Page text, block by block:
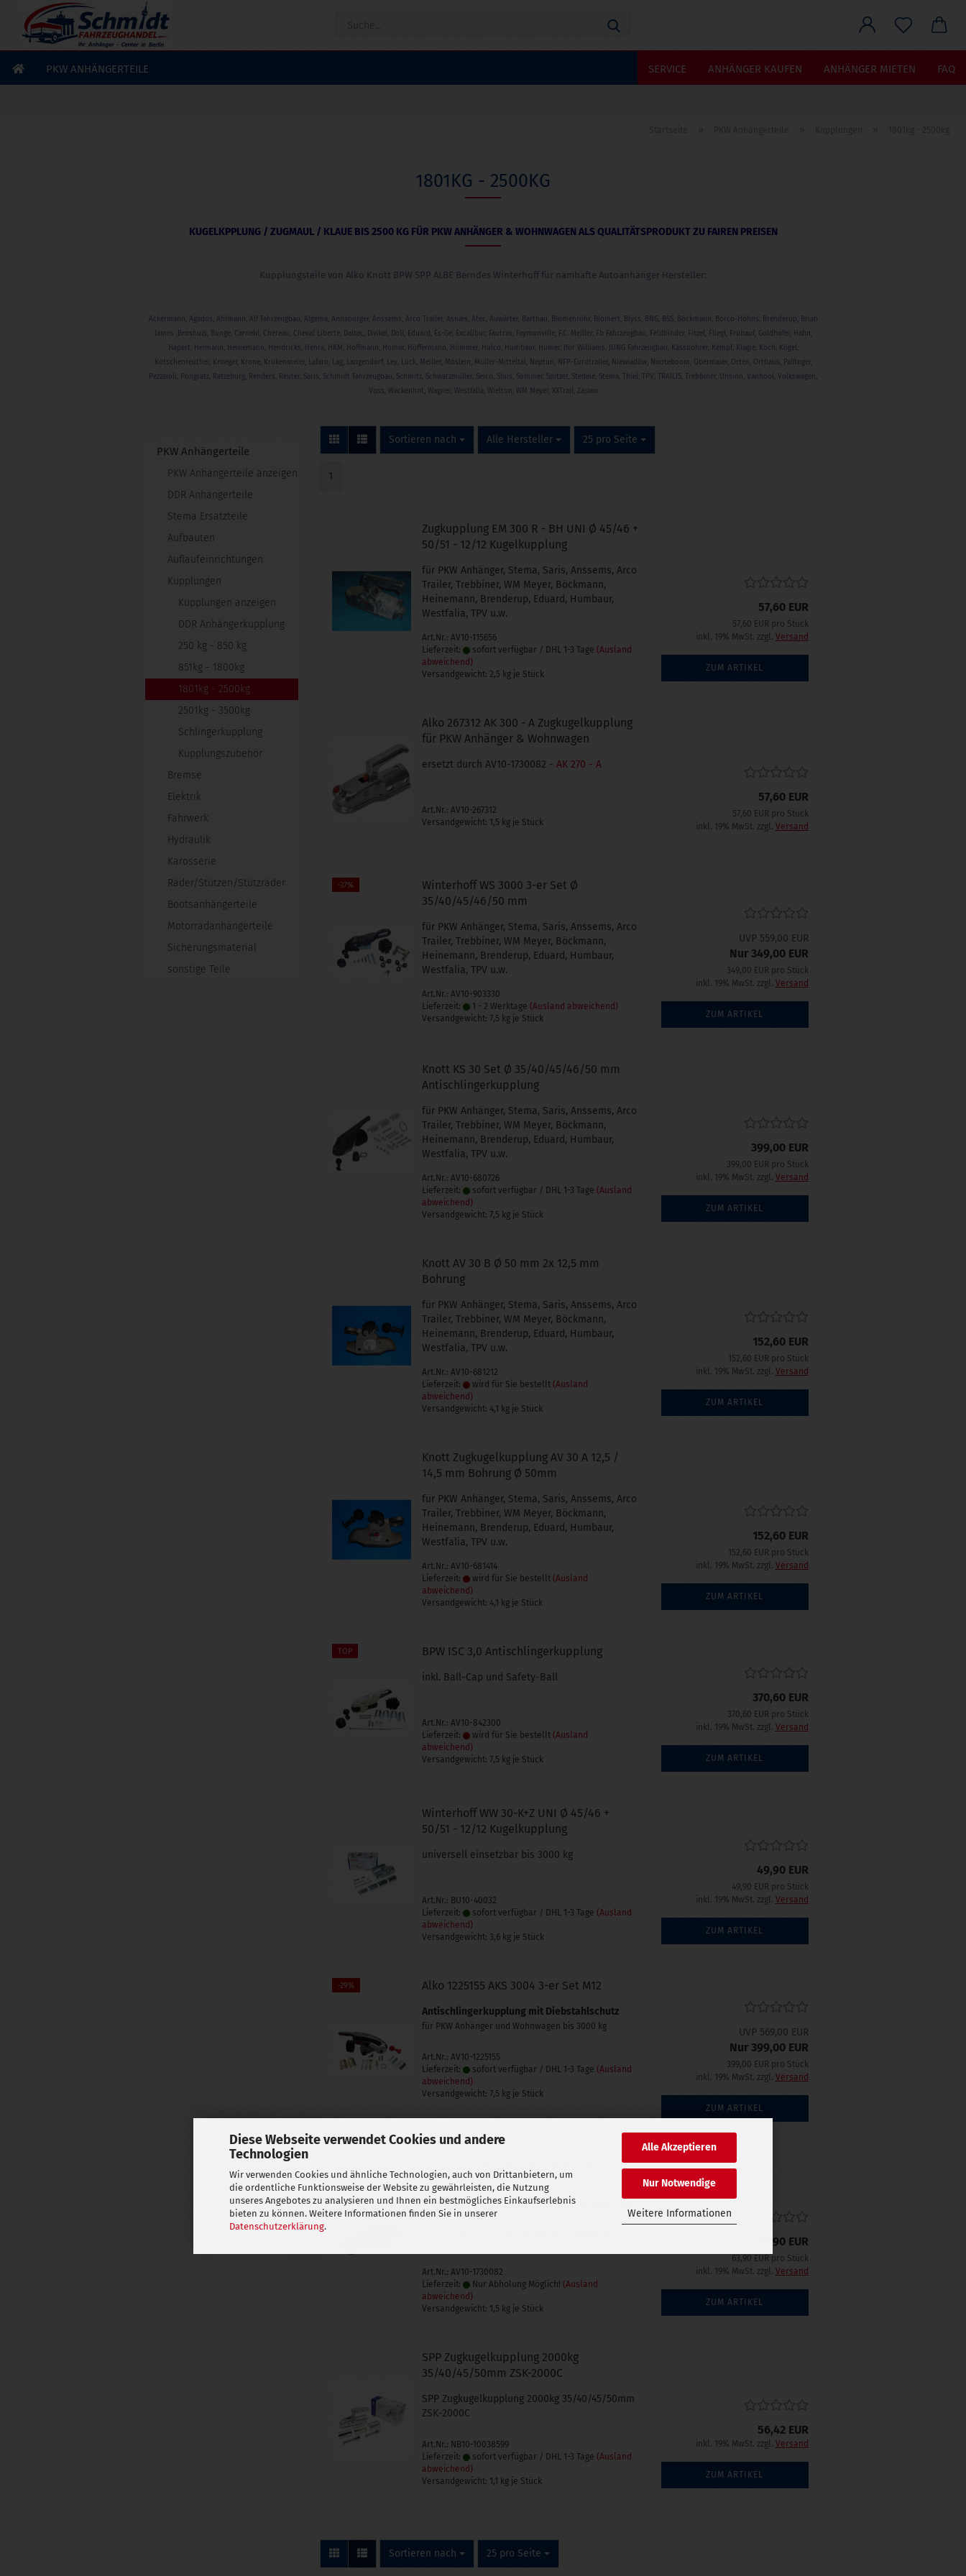
Diese Webseite verwendet Cookies und andere
Technologien
Wir verwenden Cookies und ähnliche Technologien, auch von Drittanbietern, um
die ordentliche Funktionsweise der Website zu gewährleisten, die Nutzung
unseres Angebotes zu analysieren und Ihnen ein bestmögliches Einkaufserlebnis
bieten zu können. Weitere Informationen finden Sie in unserer
Datenschutzerklärung.
Alle Akzeptieren
Nur Notwendige
Weitere Informationen
PKW ANHÄNGERTEILE SERVICE ANHÄNGER KAUFEN ANHÄNGER MIETEN FAQ
1801KG - 2500KG
KUGELKPPLUNG / ZUGMAUL / KLAUE BIS 2500 KG FÜR PKW ANHÄNGER & WOHNWAGEN ALS QUALITÄTSPRODUKT ZU FAIREN PREISEN
Kupplungsteile von Alko Knott BPW SPP ALBE Berndes Winterhoff für namhafte Autoanhänger Hersteller:
Ackermann, Agados, Ahlmann, Alf Fahrzeugbau, Algema, Annaburger, Anssems, Arco Trailer, Asnæs, Atec, Auwärter, Barthau, Blomenröhr, Blomert, Blyss, BNG, BSS, Böckmann, Borco-Höhns, Brenderup, Brian
James ,Broshuis, Bunge, Carnehl, Chereau, Cheval Liberte, Daltec, Dinkel, Doll, Eduard, Es-Ge, Excalibur, Fautras, Faymonville, F.C. Meiller, Fb Fahrzeugbau, Feldbinder, Fitzel, Fliegl, Frühauf, Goldhofer, Hahn,
Hapert, Heimann, Heinemann, Hendricks, Henra, HKM, Hoffmann, Homar, Hüffermann, Hümmer, Hulco, Humbaur, Humer, Ifor Williams, JUNG Fahrzeugbau, Kässbohrer, Kempf, Klagie, Koch, Kögel,
Kotschenreuther, Kroeger, Krone, Krukenmeier, Lafaro, Lag, Langendorf, Ley, Lück, Meiller, Möslein, Müller-Mitteltal, Neptun, NFP-Eurotrailer, Niewiadów, Nooteboom, Obermaier, Orten, Orthaus, Palfinger,
Pezzaioli, Pongratz, Ratzeburg, Renders, Reuter, Saris, Schmidt Fahrzeugbau, Schmitz, Schwarzmüller, Seico, Sluis, Sommer, Spitzer, Stedele, Stema, Thiel, TPV, TRAILIS, Trebbiner, Unsinn, Vanhool, Volkswagen,
Voss, Wackenhut, Wagner, Westfalia, Wielton, WM Meyer, XXTrail, Zasław
PKW Anhängerteile
PKW Anhängerteile anzeigen
DDR Anhängerteile
Stema Ersatzteile
Aufbauten
Auflaufeinrichtungen
Kupplungen
Kupplungen anzeigen
DDR Anhängerkupplung
250 kg - 850 kg
851kg - 1800kg
1801kg - 2500kg
2501kg - 3500kg
Schlingerkupplung
Kupplungszubehör
Bremse
Elektrik
Fahrwerk
Hydraulik
Karosserie
Räder/Stützen/Stützräder
Bootsanhängerteile
Motorradanhängerteile
Sicherungsmaterial
sonstige Teile
Sortieren nach
Sortieren nach Alle Hersteller
pro Seite 25 pro Seite
pro Seite
1
Zugkupplung EM 300 R - BH UNI Ø 45/46 +
50/51 - 12/12 Kugelkupplung
für PKW Anhänger, Stema, Saris, Anssems, Arco
Trailer, Trebbiner, WM Meyer, Böckmann,
Heinemann, Brenderup, Eduard, Humbaur,
Westfalia, TPV u.w.
Art.Nr.: AV10-115656
Lieferzeit:
sofort verfügbar / DHL 1-3 Tage (Ausland
abweichend)
Versandgewicht: 2,5 kg je Stück
57,60 EUR
57,60 EUR pro Stück
inkl. 19% MwSt. zzgl. Versand
ZUM ARTIKEL
Alko 267312 AK 300 - A Zugkugelkupplung
für PKW Anhänger & Wohnwagen
ersetzt durch AV10-1730082 - AK 270 - A
Art.Nr.: AV10-267312
Versandgewicht: 1,5 kg je Stück
57,60 EUR
57,60 EUR pro Stück
inkl. 19% MwSt. zzgl. Versand
-37%
Winterhoff WS 3000 3-er Set Ø
35/40/45/46/50 mm
für PKW Anhänger, Stema, Saris, Anssems, Arco
Trailer, Trebbiner, WM Meyer, Böckmann,
Heinemann, Brenderup, Eduard, Humbaur,
Westfalia, TPV u.w.
Art.Nr.: AV10-903330
Lieferzeit:
1 - 2 Werktage (Ausland abweichend)
Versandgewicht: 7,5 kg je Stück
UVP 559,00 EUR
Nur 349,00 EUR
349,00 EUR pro Stück
inkl. 19% MwSt. zzgl. Versand
ZUM ARTIKEL
Knott KS 30 Set Ø 35/40/45/46/50 mm
Antischlingerkupplung
für PKW Anhänger, Stema, Saris, Anssems, Arco
Trailer, Trebbiner, WM Meyer, Böckmann,
Heinemann, Brenderup, Eduard, Humbaur,
Westfalia, TPV u.w.
Art.Nr.: AV10-680726
Lieferzeit:
sofort verfügbar / DHL 1-3 Tage (Ausland
abweichend)
Versandgewicht: 7,5 kg je Stück
399,00 EUR
399,00 EUR pro Stück
inkl. 19% MwSt. zzgl. Versand
ZUM ARTIKEL
Knott AV 30 B Ø 50 mm 2x 12,5 mm
Bohrung
für PKW Anhänger, Stema, Saris, Anssems, Arco
Trailer, Trebbiner, WM Meyer, Böckmann,
Heinemann, Brenderup, Eduard, Humbaur,
Westfalia, TPV u.w.
Art.Nr.: AV10-681212
Lieferzeit:
wird für Sie bestellt (Ausland
abweichend)
Versandgewicht: 4,1 kg je Stück
152,60 EUR
152,60 EUR pro Stück
inkl. 19% MwSt. zzgl. Versand
ZUM ARTIKEL
Knott Zugkugelkupplung AV 30 A 12,5 /
14,5 mm Bohrung Ø 50mm
für PKW Anhänger, Stema, Saris, Anssems, Arco
Trailer, Trebbiner, WM Meyer, Böckmann,
Heinemann, Brenderup, Eduard, Humbaur,
Westfalia, TPV u.w.
Art.Nr.: AV10-681414
Lieferzeit:
wird für Sie bestellt (Ausland
abweichend)
Versandgewicht: 4,1 kg je Stück
152,60 EUR
152,60 EUR pro Stück
inkl. 19% MwSt. zzgl. Versand
ZUM ARTIKEL
TOP BPW ISC 3,0 Antischlingerkupplung
inkl. Ball-Cap und Safety-Ball
Art.Nr.: AV10-842300
Lieferzeit:
wird für Sie bestellt (Ausland
abweichend)
Versandgewicht: 7,5 kg je Stück
370,60 EUR
370,60 EUR pro Stück
inkl. 19% MwSt. zzgl. Versand
ZUM ARTIKEL
Winterhoff WW 30-K+Z UNI Ø 45/46 +
50/51 - 12/12 Kugelkupplung
universell einsetzbar bis 3000 kg
Art.Nr.: BU10-40032
Lieferzeit:
sofort verfügbar / DHL 1-3 Tage (Ausland
abweichend)
Versandgewicht: 3,6kg je Stück
49,90 EUR
49,90 EUR pro Stück
inkl. 19% MwSt. zzgl. Versand
ZUM ARTIKEL
-29% Alko 1225155 AKS 3004 3-er Set M12
Antischlingerkupplung mit Diebstahlschutz
für PKW Anhänger und Wohnwagen bis 3000 kg
Art.Nr.: AV10-1225155
Lieferzeit:
sofort verfügbar / DHL 1-3 Tage (Ausland
abweichend)
Versandgewicht: 7,5 kg je Stück
UVP 569,00 EUR
Nur 399,00 EUR
399,00 EUR pro Stück
inkl. 19% MwSt. zzgl. Versand
ZUM ARTIKEL
Alko 267312
für PKW Anhänger, Stema, Saris, Anssems, Arco
Trailer, Trebbiner, WM Meyer, Böckmann,
Art.Nr.: AV10-1730082
Lieferzeit:
Nur Abholung Möglich! (Ausland
abweichend)
Versandgewicht: 1,5 kg je Stück
63,90 EUR
63,90 EUR pro Stück
inkl. 19% MwSt. zzgl. Versand
ZUM ARTIKEL
SPP Zugkugelkupplung 2000kg
35/40/45/50mm ZSK-2000C
SPP Zugkugelkupplung 2000kg 35/40/45/50mm
ZSK-2000C
Art.Nr.: NB10-10038599
Lieferzeit:
sofort verfügbar / DHL 1-3 Tage (Ausland
abweichend)
Versandgewicht: 1,1 kg je Stück
56,42 EUR
inkl. 19% MwSt. zzgl. Versand
ZUM ARTIKEL
Sortieren nach
Sortieren nach 25 pro Seite
pro Seite
GERADE GEKAUFT
W. S.ausAxstedthatAlko 690389 Auflaufdämpfer
passend für 150Vgekauft